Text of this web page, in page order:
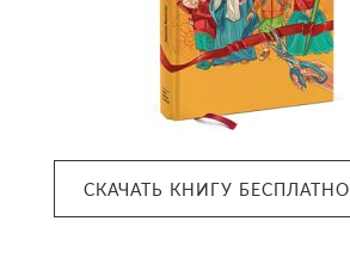
СКАЧАТЬ КНИГУ БЕСПЛАТНО